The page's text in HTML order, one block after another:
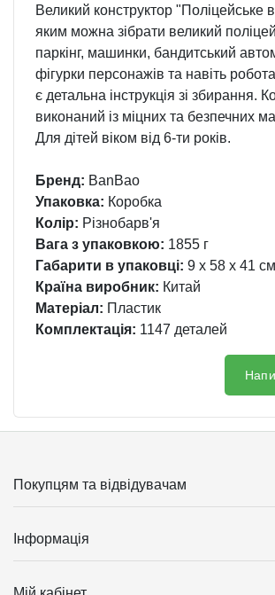
Великий конструктор "Поліцейське
яким можна зібрати великий
паркінг, машинки, бандитський
фігурки персонажів та навіть
є детальна інструкція зі збирання.
виконаний із міцних та безпечних
Для дітей віком від 6-ти років.
Бренд: BanBao
Упаковка: Коробка
Колір: Різнобарв'я
Вага з упаковкою: 1855 г
Габарити в упаковці: 9 x 58 x 41 см
Країна виробник: Китай
Матеріал: Пластик
Комплектація: 1147 деталей
Покупцям та відвідувачам
Інформація